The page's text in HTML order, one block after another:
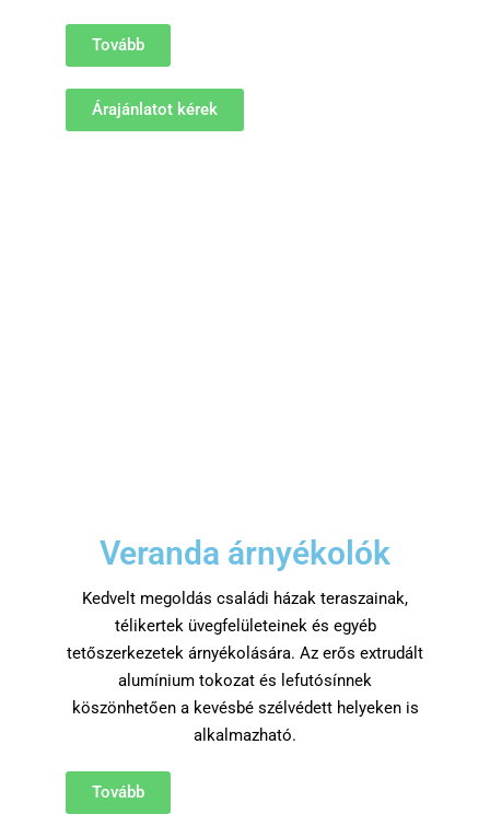
Tovább
Árajánlatot kérek
Veranda árnyékolók
Kedvelt megoldás családi házak teraszainak,
télikertek üvegfelületeinek és egyéb
tetőszerkezetek árnyékolására. Az erős extrudált
alumínium tokozat és lefutósínnek
köszönhetően a kevésbé szélvédett helyeken is
alkalmazható.
Tovább